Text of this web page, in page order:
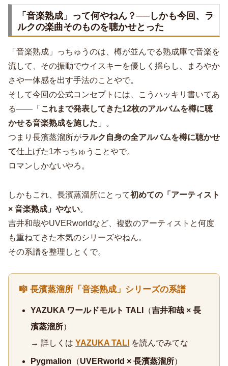
「音楽熟成」って何やねん？──しかも今回、ラ
ルクの楽曲そのものを聴かせとった
「音楽熟成」っちゅうのは、樽が並んでる熟成庫で音楽を
流して、その振動でウイスキーを優しく揺らし、まろやか
さや一体感を出す手法のことやで。
そして今回の公式コンセプトには、こうハッキリ書いてあ
る――「 これまで発表してきた12枚のアルバムを樽に聴
かせる音楽熟成を施した 」。
つまり長濱蒸溜所がラルク自身の全アルバムを樽に聴かせ
て仕上げた1本っちゅうことやで。
ロマンしかないやろ。
しかもこれ、長濱蒸溜所にとって初めての「アーティスト
× 音楽熟成」やない。
吉井和哉やUVERworldなど、複数のアーティストと何度
も重ねてきた本気のシリーズやねん。
その系譜を整理しとくで。
🎼 長濱蒸溜所「音楽熟成」シリーズの系譜
YAZUKA ワールドモルト TALI （吉井和哉 × 長
濱蒸溜所）
→ 詳しくは YAZUKA TALI を読んでみてな
Pygmalion （UVERworld × 長濱蒸溜所）